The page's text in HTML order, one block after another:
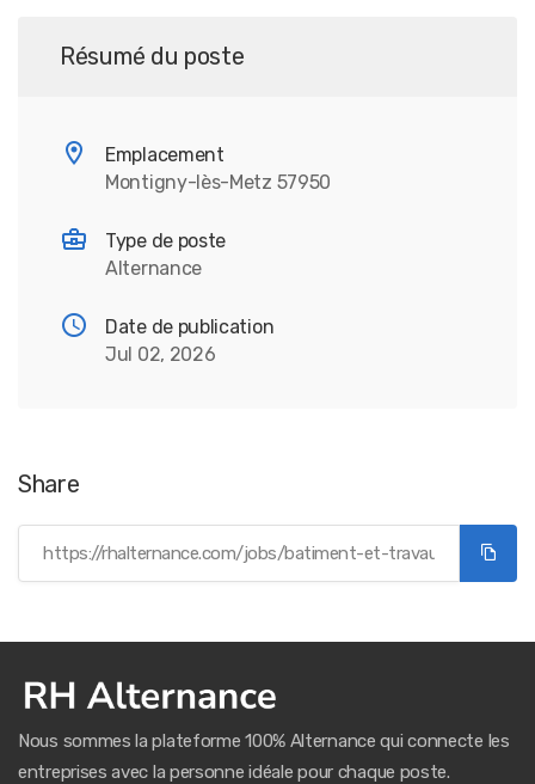
Résumé du poste
Emplacement
Montigny-lès-Metz 57950
Type de poste
Alternance
Date de publication
Jul 02, 2026
Share
Nous sommes la plateforme 100% Alternance qui connecte les
entreprises avec la personne idéale pour chaque poste.